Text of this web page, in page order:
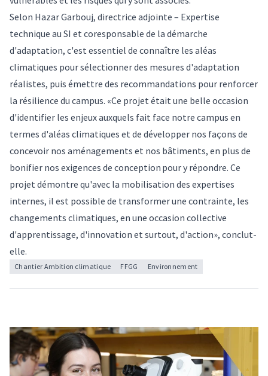
Selon Hazar Garbouj, directrice adjointe – Expertise
technique au SI et coresponsable de la démarche
d'adaptation, c'est essentiel de connaître les aléas
climatiques pour sélectionner des mesures d'adaptation
réalistes, puis émettre des recommandations pour renforcer
la résilience du campus. «Ce projet était une belle occasion
d'identifier les enjeux auxquels fait face notre campus en
termes d'aléas climatiques et de développer nos façons de
concevoir nos aménagements et nos bâtiments, en plus de
bonifier nos exigences de conception pour y répondre. Ce
projet démontre qu'avec la mobilisation des expertises
internes, il est possible de transformer une contrainte, les
changements climatiques, en une occasion collective
d'apprentissage, d'innovation et surtout, d'action», conclut-
elle.
Chantier Ambition climatique FFGG Environnement